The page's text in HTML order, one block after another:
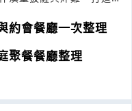
約會餐廳一次整理
聚餐餐廳整理